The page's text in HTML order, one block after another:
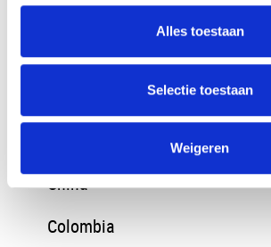
Alles toestaan
Selectie toestaan
Weigeren
Bosnie en Herzegovina
Brazilie
China
Colombia